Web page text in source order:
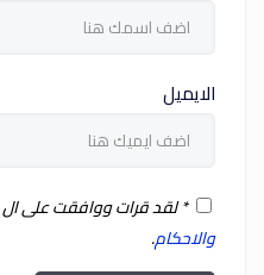
الايميل
*لقد قرات ووافقت على ال
والاحكام.